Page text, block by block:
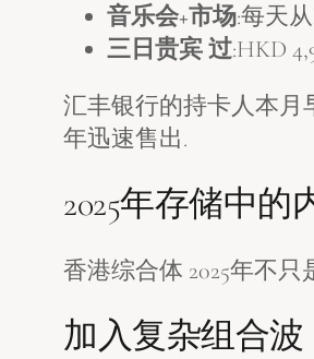
音乐会+市场:每天
三日贵宾 过:HKD
汇丰银行的持卡人本月
年迅速售出.
2025年存储中的
香港综合体 2025年不
加入复杂组合波